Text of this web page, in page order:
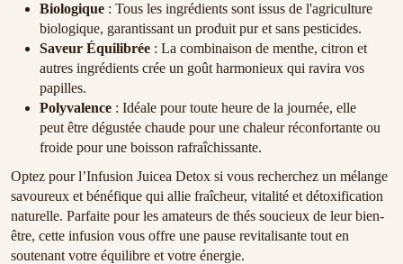
Biologique : Tous les ingrédients sont issus de l'agriculture
biologique, garantissant un produit pur et sans pesticides.
Saveur Équilibrée : La combinaison de menthe, citron et
autres ingrédients crée un goût harmonieux qui ravira vos
papilles.
Polyvalence : Idéale pour toute heure de la journée, elle
peut être dégustée chaude pour une chaleur réconfortante ou
froide pour une boisson rafraîchissante.
Optez pour l’Infusion Juicea Detox si vous recherchez un mélange
savoureux et bénéfique qui allie fraîcheur, vitalité et détoxification
naturelle. Parfaite pour les amateurs de thés soucieux de leur bien-
être, cette infusion vous offre une pause revitalisante tout en
soutenant votre équilibre et votre énergie.